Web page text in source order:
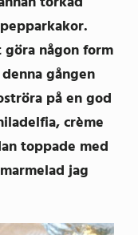
någon form
gången
på en god
crème
toppade med
jag